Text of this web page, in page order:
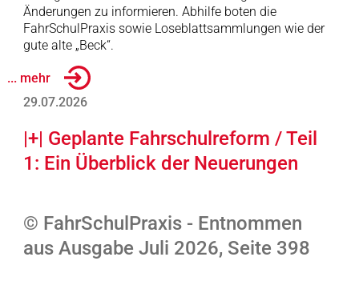
Änderungen zu informieren. Abhilfe boten die
FahrSchulPraxis sowie Loseblattsammlungen wie der
gute alte „Beck“.
... mehr
29.07.2026
|+| Geplante Fahrschulreform / Teil
1: Ein Überblick der Neuerungen
© FahrSchulPraxis - Entnommen
aus Ausgabe Juli 2026, Seite 398